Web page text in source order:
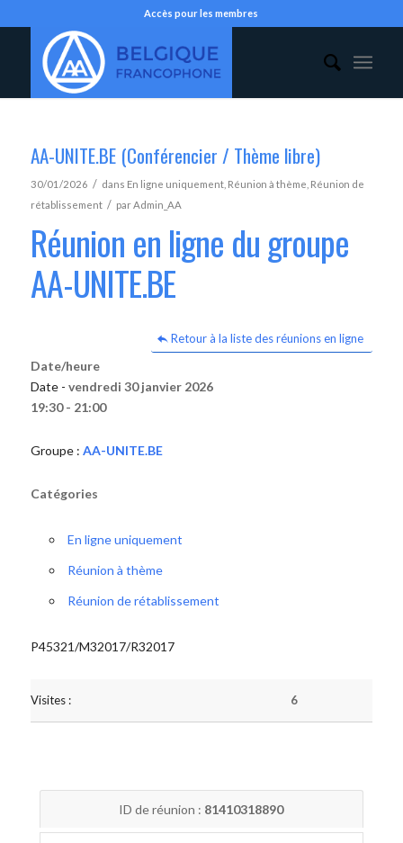
Accès pour les membres
AA-UNITE.BE (Conférencier / Thème libre)
30/01/2026 / dans En ligne uniquement, Réunion à thème Réunion de
rétablissement / parAdmin_AA
Réunion en ligne du groupe
AA-UNITE.BE
Retour à la liste des réunions en ligne
Date/heure
Date - vendredi 30 janvier 2026
19:30 - 21:00
Groupe : AA-UNITE.BE
Catégories
En ligne uniquement
Réunion à thème
Réunion de rétablissement
P45321/M32017/R32017
Visites : 6
ID de réunion : 81410318890